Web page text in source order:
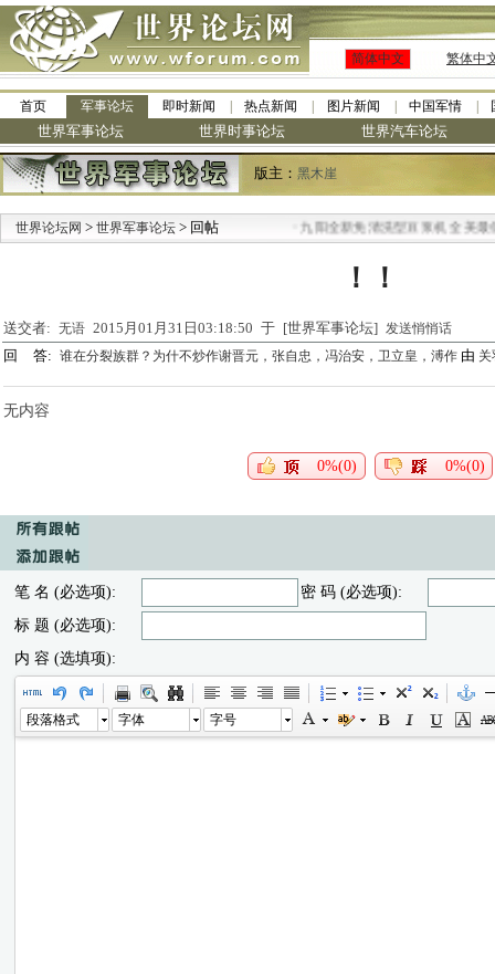
简体中文 繁体中
首页 军事论坛 即时新闻 热点新闻 图片新闻 中国军情
世界军事论坛 世界时事论坛 世界汽车论坛
版主： 黑木崖
世界论坛网 > 世界军事论坛 > 回帖 九阳全新免清洗型豆浆机 全美最低
！！
送交者: 无语 2015月01月31日03:18:50 于 [世界军事论坛] 发送悄悄话
回 答: 谁在分裂族群？为什不炒作谢晋元，张自忠，冯治安，卫立皇，溥作 由 关
无内容
0%(0) 0%(0)
笔 名 (必选项):
密 码 (必选项):
标 题 (必选项):
内 容 (选填项):
段落格式 字体 字号